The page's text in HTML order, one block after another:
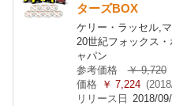
ターズBOX
ケリー・ラッセル,
20世紀フォックス
ャパン
参考価格
￥ 9,720
価格
￥ 7,224
リリース日
2018/